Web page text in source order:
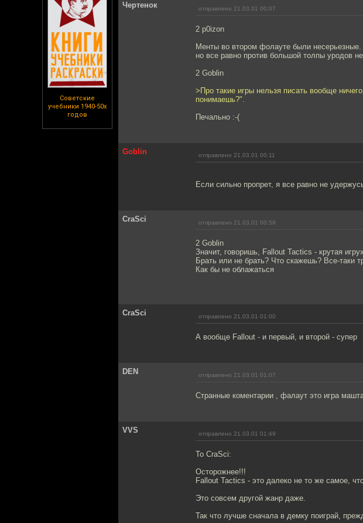
Советские
учебники 1940-50х
годов
Чертенок отправлено 21.03.01 00:07
2 p0izon
Менты во втором фолауте были
но все равно против большой толпы уродов
2 Goblin
>Про такие игры нельзя писать вообще
понимаешь?".
Печально :-(
Goblin отправлено 21.03.01 00:11
Если сильно пропрет, я все равно не
CraSci отправлено 21.03.01 00:59
2 Goblin
Значит, говоришь, Fallout Tactics - крутая
Брать или не брать? Что скажешь? Все-таки
Как бы не облажаться
CraSci отправлено 21.03.01 01:00
А вообще Fallout - и первый, и второй - супер
DEN отправлено 21.03.01 01:07
Странные коментарии , фалаут это игра
VVS отправлено 21.03.01 01:49
To CraSci:
Осторожнее!!!
Fallout Tactics - это далеко не то же самое,
Это совсем другой жанр даже.
Так что лучше сначала в демку поиграй,